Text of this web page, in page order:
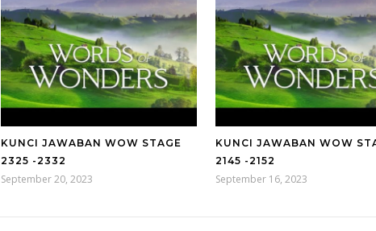
KUNCI JAWABAN WOW STAGE
2325 -2332
September 20, 2023
KUNCI JAWABAN WOW
2145 -2152
September 16, 2023